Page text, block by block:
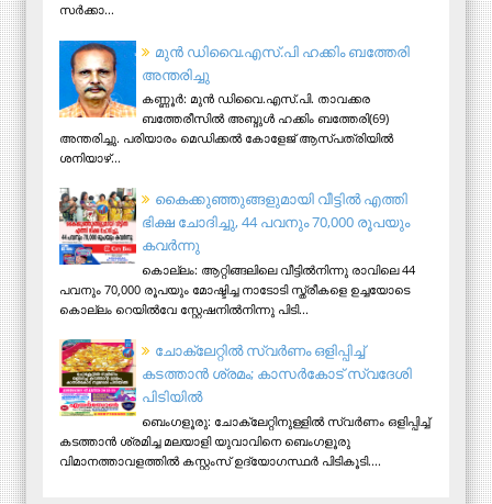
സര്‍ക്കാ...
മുന്‍ ഡിവൈ.എസ്.പി ഹക്കിം ബത്തേരി
അന്തരിച്ചു
കണ്ണൂര്‍: മുന്‍ ഡിവൈ.എസ്.പി. താവക്കര
ബത്തേരീസില്‍ അബ്ദുള്‍ ഹക്കിം ബത്തേരി(69)
അന്തരിച്ചു. പരിയാരം മെഡിക്കല്‍ കോളേജ് ആസ്​പത്രിയില്‍
ശനിയാഴ്...
കൈക്കുഞ്ഞുങ്ങളുമായി വീട്ടിൽ എത്തി
ഭിക്ഷ ചോദിച്ചു, 44 പവനും 70,000 രൂപയും
കവർന്നു
കൊല്ലം: ആറ്റിങ്ങലിലെ വീട്ടിൽനിന്നു രാവിലെ 44
പവനും 70,000 രൂപയും മോഷ്ടിച്ച നാടോടി സ്ത്രീകളെ ഉച്ചയോടെ
കൊല്ലം റെയിൽവേ സ്റ്റേഷനിൽനിന്നു പിടി...
ചോക്ലേറ്റിൽ സ്വർണം ഒളിപ്പിച്ച്
കടത്താൻ ശ്രമം; കാസർകോട് സ്വദേശി
പിടിയില്‍
ബെംഗളൂരു: ചോക്ലേറ്റിനുള്ളിൽ സ്വർണം ഒളിപ്പിച്ച്
കടത്താൻ ശ്രമിച്ച മലയാളി യുവാവിനെ ബെംഗളൂരു
വിമാനത്താവളത്തിൽ കസ്റ്റംസ് ഉദ്യോഗസ്ഥർ പിടികൂടി....